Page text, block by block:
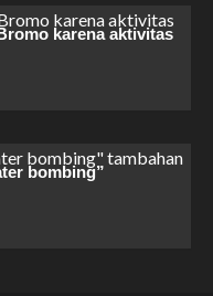
karena aktivitas
bombing”